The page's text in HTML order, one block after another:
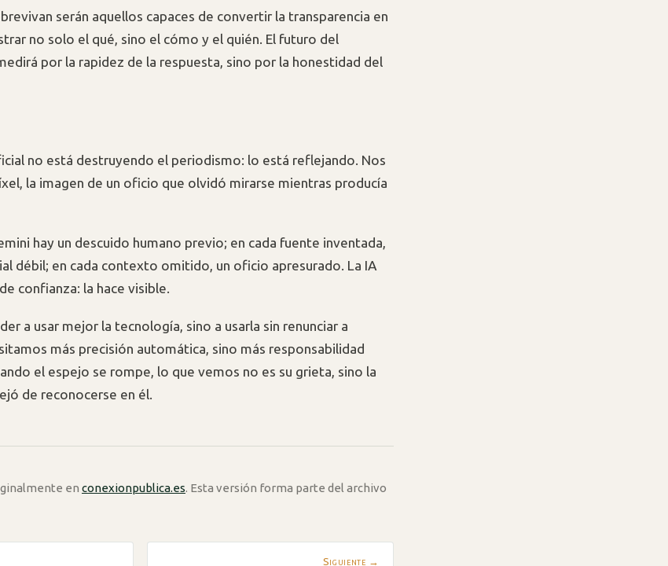
serán aquellos capaces de convertir la transparencia en
no solo el qué, sino el cómo y el quién. El futuro del
por la rapidez de la respuesta, sino por la honestidad del
no está destruyendo el periodismo: lo está reflejando. Nos
la imagen de un oficio que olvidó mirarse mientras producía
hay un descuido humano previo; en cada fuente inventada,
débil; en cada contexto omitido, un oficio apresurado. La IA
confianza: la hace visible.
a usar mejor la tecnología, sino a usarla sin renunciar a
más precisión automática, sino más responsabilidad
el espejo se rompe, lo que vemos no es su grieta, sino la
de reconocerse en él.
en conexionpublica.es. Esta versión forma parte del archivo
Siguiente →